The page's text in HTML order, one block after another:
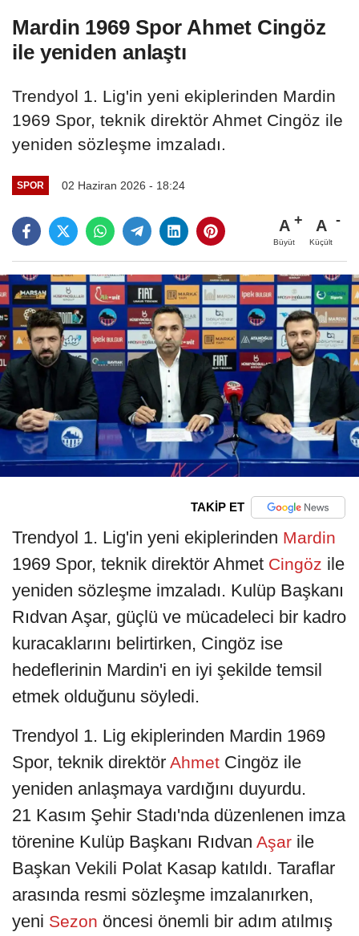
Mardin 1969 Spor Ahmet Cingöz
ile yeniden anlaştı
Trendyol 1. Lig'in yeni ekiplerinden Mardin
1969 Spor, teknik direktör Ahmet Cingöz ile
yeniden sözleşme imzaladı.
SPOR 02 Haziran 2026 - 18:24
A
Büyüt
A
Küçült
TAKİP ET
Trendyol 1. Lig'in yeni ekiplerinden Mardin
1969 Spor, teknik direktör Ahmet Cingöz ile
yeniden sözleşme imzaladı. Kulüp Başkanı
Rıdvan Aşar, güçlü ve mücadeleci bir kadro
kuracaklarını belirtirken, Cingöz ise
hedeflerinin Mardin'i en iyi şekilde temsil
etmek olduğunu söyledi.
Trendyol 1. Lig ekiplerinden Mardin 1969
Spor, teknik direktör Ahmet Cingöz ile
yeniden anlaşmaya vardığını duyurdu.
21 Kasım Şehir Stadı'nda düzenlenen imza
törenine Kulüp Başkanı Rıdvan Aşar ile
Başkan Vekili Polat Kasap katıldı. Taraflar
arasında resmi sözleşme imzalanırken,
yeni Sezon öncesi önemli bir adım atılmış